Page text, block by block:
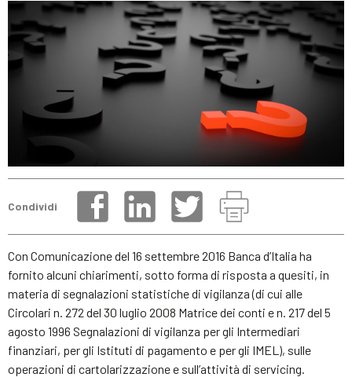
Condividi
Con Comunicazione del 16 settembre 2016 Banca d’Italia ha
fornito alcuni chiarimenti, sotto forma di risposta a quesiti, in
materia di segnalazioni statistiche di vigilanza (di cui alle
Circolari n. 272 del 30 luglio 2008 Matrice dei conti e n. 217 del 5
agosto 1996 Segnalazioni di vigilanza per gli Intermediari
finanziari, per gli Istituti di pagamento e per gli IMEL), sulle
operazioni di cartolarizzazione e sull’attività di servicing.